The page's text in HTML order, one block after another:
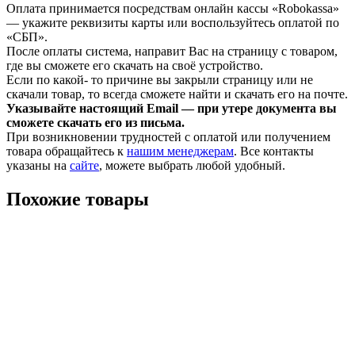
Оплата принимается посредствам онлайн кассы «Robokassa»
— укажите реквизиты карты или воспользуйтесь оплатой по
«СБП».
После оплаты система, направит Вас на страницу с товаром,
где вы сможете его скачать на своё устройство.
Если по какой- то причине вы закрыли страницу или не
скачали товар, то всегда сможете найти и скачать его на почте.
Указывайте настоящий Email — при утере документа вы
сможете скачать его из письма.
При возникновении трудностей с оплатой или получением
товара обращайтесь к нашим менеджерам. Все контакты
указаны на сайте, можете выбрать любой удобный.
Похожие товары